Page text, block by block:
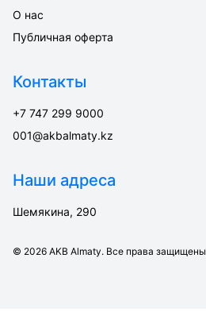
О нас
Публичная оферта
Контакты
+7 747 299 9000
001@akbalmaty.kz
Наши адреса
Шемякина, 290
© 2026 AKB Almaty. Все права защищены